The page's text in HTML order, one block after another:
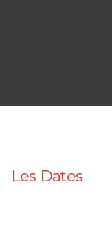
Les Dates